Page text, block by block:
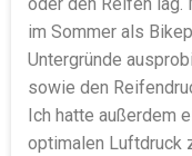
im Sommer als
Untergründe
sowie den
Ich hatte außerdem
optimalen Luftdruck